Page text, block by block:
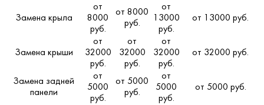
Замена крыла
от
8000
руб.
от 8000
руб.
от
13000
руб.
от 13000 руб.
Замена крыши
от
32000
руб.
от
32000
руб.
от
32000
руб.
от 32000 руб.
Замена задней
панели
от
5000
руб.
от 5000
руб.
от
5000
руб.
от 5000 руб.